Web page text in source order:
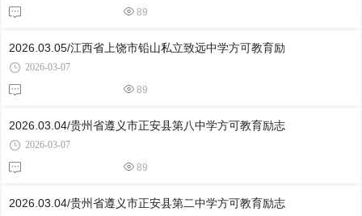
89
2026.03.05/江西省上饶市铅山私立致远中学方可教育励
2026-03-07
89
2026.03.04/贵州省遵义市正安县第八中学方可教育励志
2026-03-07
89
2026.03.04/贵州省遵义市正安县第二中学方可教育励志